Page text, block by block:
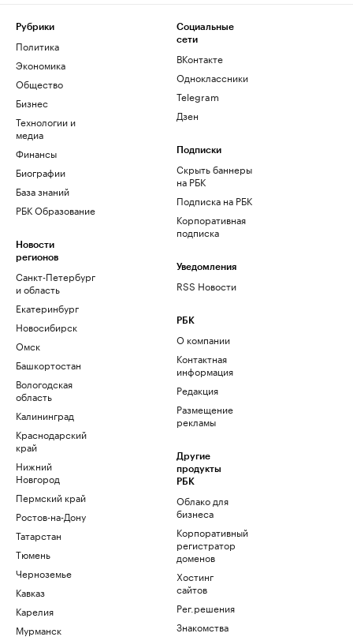
Рубрики
Политика
Экономика
Общество
Бизнес
Технологии и
медиа
Финансы
Биографии
База знаний
РБК Образование
Новости
регионов
Санкт-Петербург
и область
Екатеринбург
Новосибирск
Омск
Башкортостан
Вологодская
область
Калининград
Краснодарский
край
Нижний
Новгород
Пермский край
Ростов-на-Дону
Татарстан
Тюмень
Черноземье
Кавказ
Карелия
Мурманск
Социальные
сети
ВКонтакте
Одноклассники
Telegram
Дзен
Подписки
Скрыть баннеры
на РБК
Подписка на РБК
Корпоративная
подписка
Уведомления
RSS Новости
РБК
О компании
Контактная
информация
Редакция
Размещение
рекламы
Другие
продукты
РБК
Облако для
бизнеса
Корпоративный
регистратор
доменов
Хостинг
сайтов
Рег.решения
Знакомства